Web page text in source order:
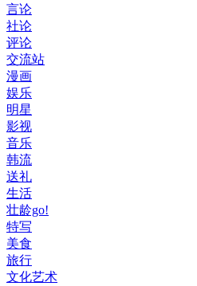
言论
社论
评论
交流站
漫画
娱乐
明星
影视
音乐
韩流
送礼
生活
壮龄go!
特写
美食
旅行
文化艺术